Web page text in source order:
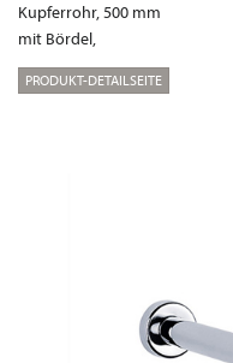
Kupferrohr, 500 mm
mit Bördel,
PRODUKT-DETAILSEITE